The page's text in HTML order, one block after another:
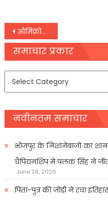
Post
navigation
ओमिक्रोन को लेकर डब्‍ल्‍यूएचओ चीफ ने किया आगाह,
समाचार प्रकार
नवीनतम समाचार
भोजपुर के निशानेबाजों का
चैंपियनशिप में पलक सिंह ने
June 26, 2026
पिता-पुत्र की जोड़ी ने रचा